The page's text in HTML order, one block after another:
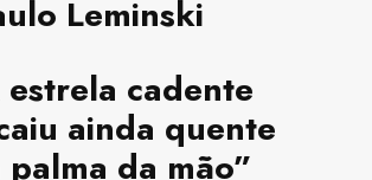
Leminski
estrela cadente
ainda quente
palma da mão”